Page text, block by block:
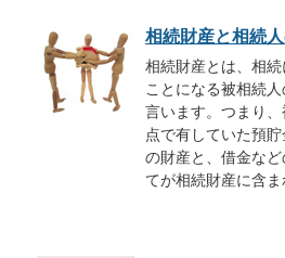
相続財産と相続
相続財産とは、相
ことになる被相続
言います。つまり
点で有していた預
の財産と、借金な
てが相続財産に含